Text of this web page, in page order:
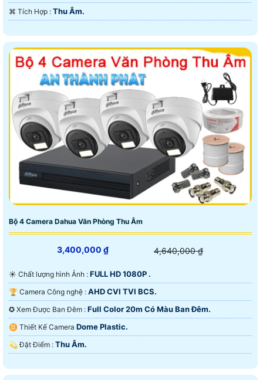
️⌘ Tích Hợp : Thu Âm.
Bộ 4 Camera Dahua Văn Phòng Thu Âm
3,400,000 ₫ 4,640,000 ₫
☀️ Chất lượng hình Ảnh : FULL HD 1080P .
🏆 Camera Công nghệ : AHD CVI TVI BCS.
✪ Xem Được Ban Đêm : Full Color 20m Có Màu Ban Ðêm.
♊ Thiết Kế Camera Dome Plastic.
️💫 Đặt Điểm : Thu Âm.